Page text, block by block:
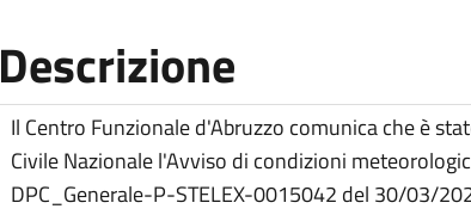
Descrizione
Il Centro Funzionale d'Abruzzo comunica che è
Civile Nazionale l'Avviso di condizioni
DPC_Generale-P-STELEX-0015042 del 30/03/